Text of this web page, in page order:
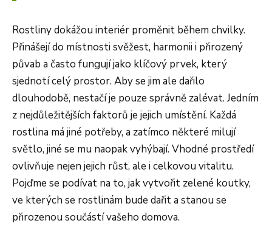
Rostliny dokážou interiér proměnit během chvilky.
Přinášejí do místnosti svěžest, harmonii i přirozený
půvab a často fungují jako klíčový prvek, který
sjednotí celý prostor. Aby se jim ale dařilo
dlouhodobě, nestačí je pouze správně zalévat. Jedním
z nejdůležitějších faktorů je jejich umístění. Každá
rostlina má jiné potřeby, a zatímco některé milují
světlo, jiné se mu naopak vyhýbají. Vhodné prostředí
ovlivňuje nejen jejich růst, ale i celkovou vitalitu.
Pojďme se podívat na to, jak vytvořit zelené koutky,
ve kterých se rostlinám bude dařit a stanou se
přirozenou součástí vašeho domova.